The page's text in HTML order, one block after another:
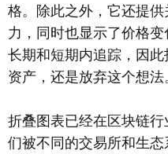
格。除此之外，它还提
力，同时也显示了价格
长期和短期内追踪，因
资产，还是放弃这个想法。
折叠图表已经在区块链
们被不同的交易所和生